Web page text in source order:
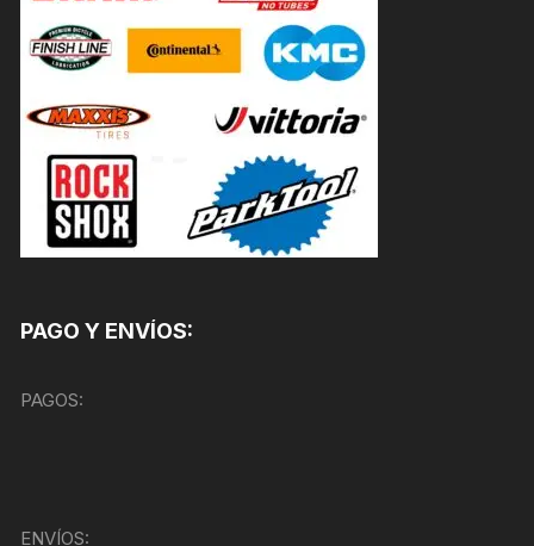
PAGO Y ENVÍOS:
PAGOS:
ENVÍOS: